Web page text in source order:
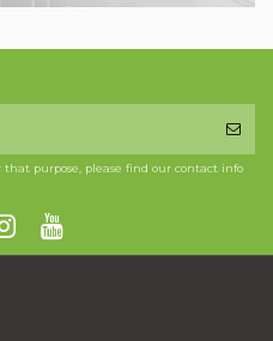
purpose, please find our contact info